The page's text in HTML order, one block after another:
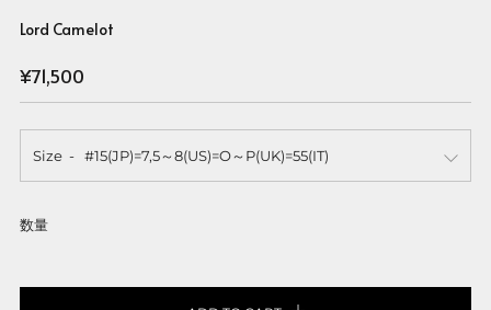
Lord Camelot
Regular
price
¥71,500
Size
数量